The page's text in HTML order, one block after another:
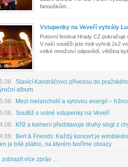
fanouškům...
Vstupenky na Veveří vyhrály
Putovní festival Hrady CZ pokračuje
V naší soutěži jste moli vyhrát 2x2
velké množství odpovědí, většina
Slavící Kandráčovci přivezou do
album
Mezi melancholií a syrovou energií –
Soutěž o volné vstupenky na Veveří
Kříž a kamení představuje druhý singl z
Bert & Friends: Každý koncert je
je bílé plátno, na kterém tvoříme obrazy.
zobrazit více zpráv ...